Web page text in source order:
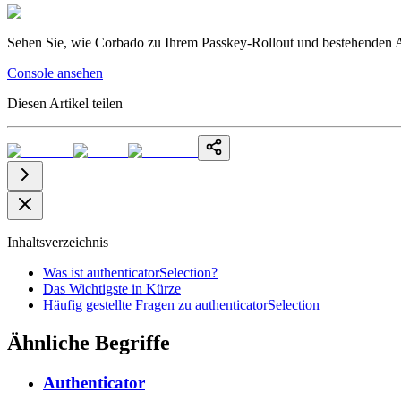
Sehen Sie, wie Corbado zu Ihrem Passkey-Rollout und bestehenden
Console ansehen
Diesen Artikel teilen
Inhaltsverzeichnis
Was ist authenticatorSelection?
Das Wichtigste in Kürze
Häufig gestellte Fragen zu authenticatorSelection
Ähnliche Begriffe
Authenticator